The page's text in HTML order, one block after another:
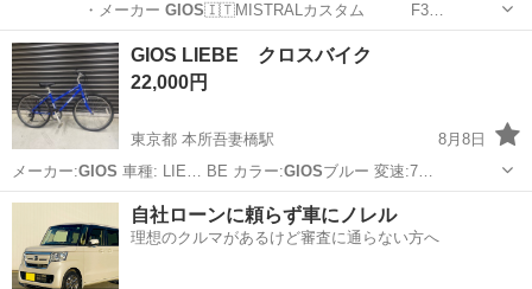
・メーカー GIOS🇮🇹MISTRALカスタム F3…
福岡 福岡市
GIOS LIEBE クロスバイク
22,000円
東京都 本所吾妻橋駅
8月8日
メーカー:GIOS 車種: LIE… BE カラー:GIOSブルー 変速:7…
東京 墨田区 本所吾妻橋駅 クロスバイク
自社ローンに頼らず車にノレル
理想のクルマがあるけど審査に通らない方へ